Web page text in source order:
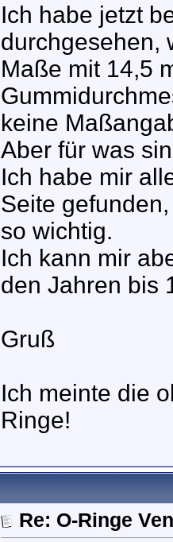
Ich habe jetzt
durchgesehen,
Maße mit 14,5
keine
Aber für was
Ich habe mir
Seite
so wichtig.
Ich kann mir
den Jahren bis
Gruß
Ich meinte die
Ringe!
Re: O-Ringe